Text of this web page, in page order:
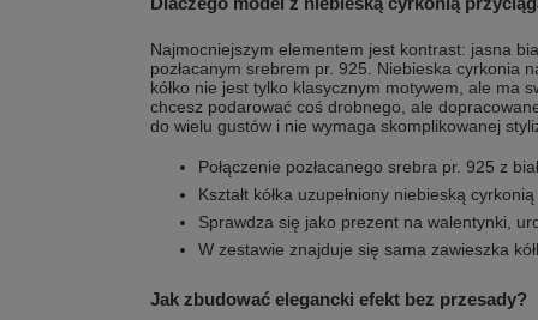
Najmocniejszym elementem jest kontrast: jasna
pozłacanym srebrem pr. 925. Niebieska cyrkonia
kółko nie jest tylko klasycznym motywem, ale ma
chcesz podarować coś drobnego, ale
do wielu gustów i nie wymaga skomplikowanej
Połączenie pozłacanego srebra pr. 925 z
Kształt kółka uzupełniony niebieską cyrkonią
Sprawdza się jako prezent na walentynki,
W zestawie znajduje się sama zawieszka
Jak zbudować elegancki efekt bez przesady?